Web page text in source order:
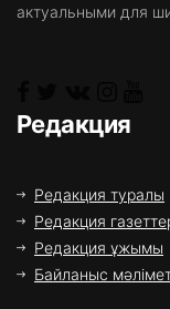
актуальными для
Редакция
Редакция туралы
Редакция
Редакция ұжымы
Байланыс